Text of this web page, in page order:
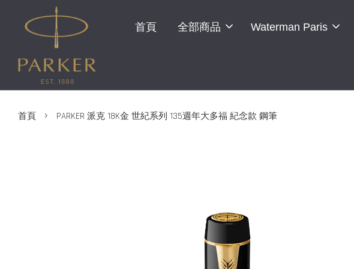
首頁 全部商品 Waterman Paris
首頁 › PARKER 派克 18K金 世紀系列 135週年大多福 紀念款 鋼筆